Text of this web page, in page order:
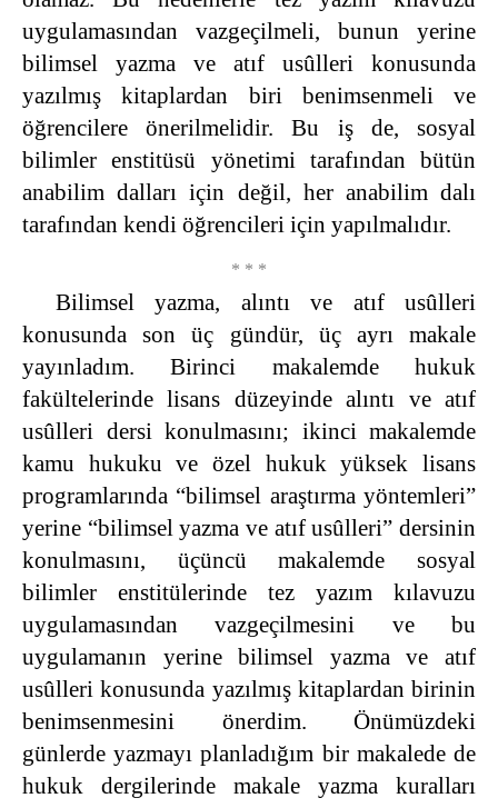
uygulamasından vazgeçilmeli, bunun yerine
bilimsel yazma ve atıf usûlleri konusunda
yazılmış kitaplardan biri benimsenmeli ve
öğrencilere önerilmelidir. Bu iş de, sosyal
bilimler enstitüsü yönetimi tarafından bütün
anabilim dalları için değil, her anabilim dalı
tarafından kendi öğrencileri için yapılmalıdır.
* * *
Bilimsel yazma, alıntı ve atıf usûlleri
konusunda son üç gündür, üç ayrı makale
yayınladım. Birinci makalemde hukuk
fakültelerinde lisans düzeyinde alıntı ve atıf
usûlleri dersi konulmasını; ikinci makalemde
kamu hukuku ve özel hukuk yüksek lisans
programlarında “bilimsel araştırma yöntemleri”
yerine “bilimsel yazma ve atıf usûlleri” dersinin
konulmasını, üçüncü makalemde sosyal
bilimler enstitülerinde tez yazım kılavuzu
uygulamasından vazgeçilmesini ve bu
uygulamanın yerine bilimsel yazma ve atıf
usûlleri konusunda yazılmış kitaplardan birinin
benimsenmesini önerdim. Önümüzdeki
günlerde yazmayı planladığım bir makalede de
hukuk dergilerinde makale yazma kuralları